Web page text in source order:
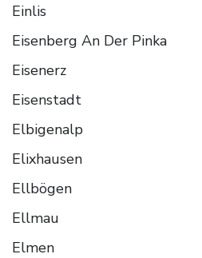
Einlis
Eisenberg An Der Pinka
Eisenerz
Eisenstadt
Elbigenalp
Elixhausen
Ellbögen
Ellmau
Elmen